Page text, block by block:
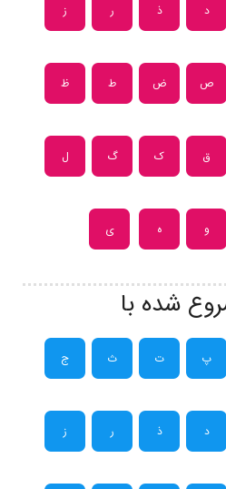
د ذ ر ز
ص ض ط ظ
ق ک گ ل
و ه ی
شده با
پ ت ث ج
د ذ ر ز